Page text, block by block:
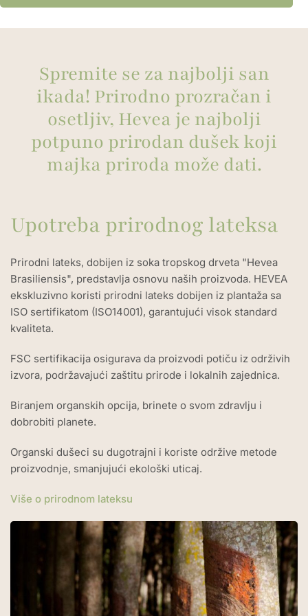
Spremite se za najbolji san
ikada! Prirodno prozračan i
osetljiv, Hevea je najbolji
potpuno prirodan dušek koji
majka priroda može dati.
Upotreba prirodnog lateksa
Prirodni lateks, dobijen iz soka tropskog drveta "Hevea
Brasiliensis", predstavlja osnovu naših proizvoda. HEVEA
ekskluzivno koristi prirodni lateks dobijen iz plantaža sa
ISO sertifikatom (ISO14001), garantujući visok standard
kvaliteta.
FSC sertifikacija osigurava da proizvodi potiču iz održivih
izvora, podržavajući zaštitu prirode i lokalnih zajednica.
Biranjem organskih opcija, brinete o svom zdravlju i
dobrobiti planete.
Organski dušeci su dugotrajni i koriste održive metode
proizvodnje, smanjujući ekološki uticaj.
Više o prirodnom lateksu